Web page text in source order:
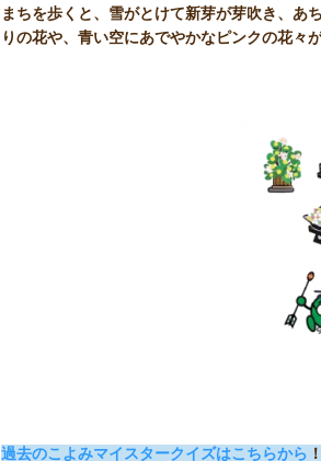
まちを歩くと、雪がとけて新芽が芽吹き、あ
りの花や、青い空にあでやかなピンクの花
過去のこよみマイスタークイズはこちらから ！